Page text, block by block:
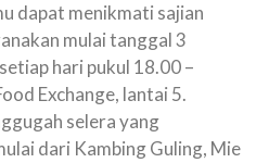
dapat menikmati sajian
mulai tanggal 3
hari pukul 18.00 –
Exchange, lantai 5.
selera yang
dari Kambing Guling, Mie